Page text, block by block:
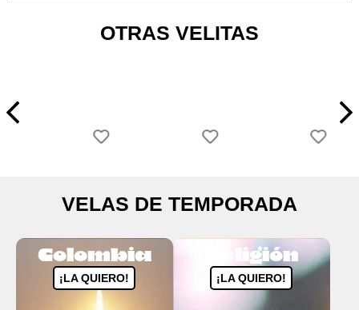
OTRAS VELITAS
VELAS DE TEMPORADA
Colombia
¡LA QUIERO!
Religión
¡LA QUIERO!